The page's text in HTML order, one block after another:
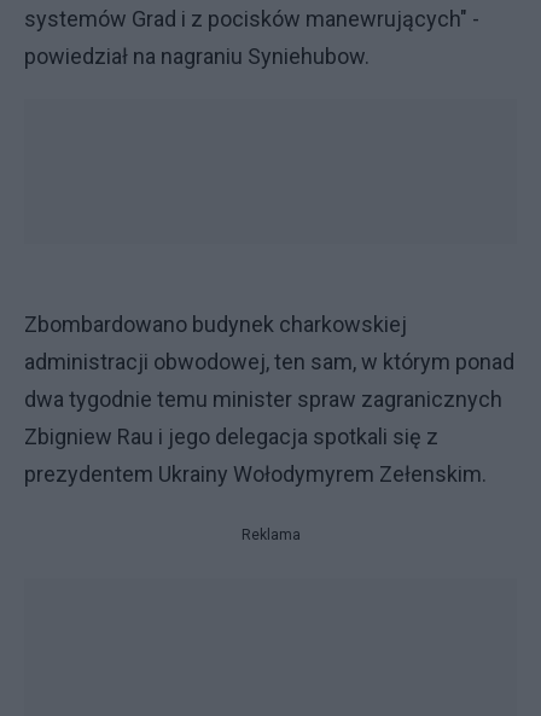
systemów Grad i z pocisków manewrujących" -
powiedział na nagraniu Syniehubow.
Zbombardowano budynek charkowskiej
administracji obwodowej, ten sam, w którym ponad
dwa tygodnie temu minister spraw zagranicznych
Zbigniew Rau i jego delegacja spotkali się z
prezydentem Ukrainy Wołodymyrem Zełenskim.
Reklama